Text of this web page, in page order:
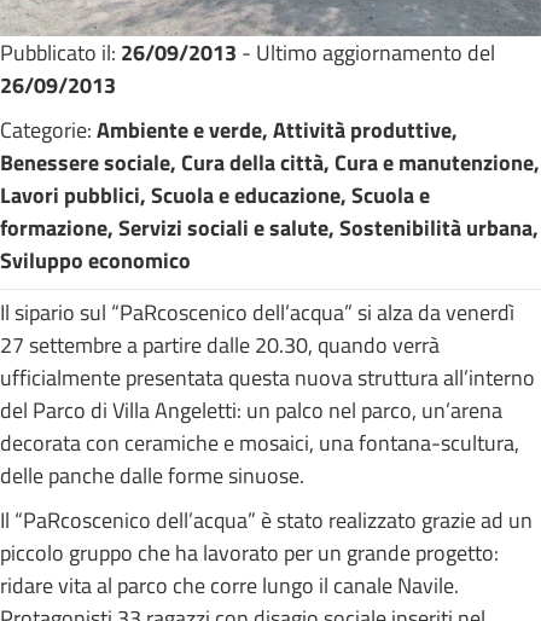
Pubblicato il: 26/09/2013 - Ultimo aggiornamento del
26/09/2013
Categorie:Ambiente e verde, Attività produttive,
Benessere sociale, Cura della città, Cura e manutenzione,
Lavori pubblici, Scuola e educazione, Scuola e
formazione, Servizi sociali e salute, Sostenibilità urbana,
Sviluppo economico
Il sipario sul “PaRcoscenico dell’acqua” si alza da venerdì
27 settembre a partire dalle 20.30, quando verrà
ufficialmente presentata questa nuova struttura all’interno
del Parco di Villa Angeletti: un palco nel parco, un’arena
decorata con ceramiche e mosaici, una fontana-scultura,
delle panche dalle forme sinuose.
Il “PaRcoscenico dell’acqua” è stato realizzato grazie ad un
piccolo gruppo che ha lavorato per un grande progetto:
ridare vita al parco che corre lungo il canale Navile.